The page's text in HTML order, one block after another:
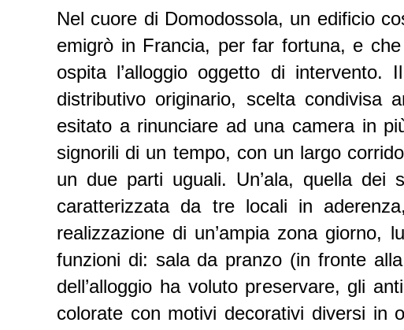
Nel cuore di Domodossola, un edificio
emigrò in Francia, per far fortuna, e
ospita l’alloggio oggetto di intervento.
distributivo originario, scelta condivisa
esitato a rinunciare ad una camera in
signorili di un tempo, con un largo
un due parti uguali. Un’ala, quella dei
caratterizzata da tre locali in
realizzazione di un’ampia zona
funzioni di: sala da pranzo (in fronte
dell’alloggio ha voluto preservare, gli
colorate con motivi decorativi diversi in